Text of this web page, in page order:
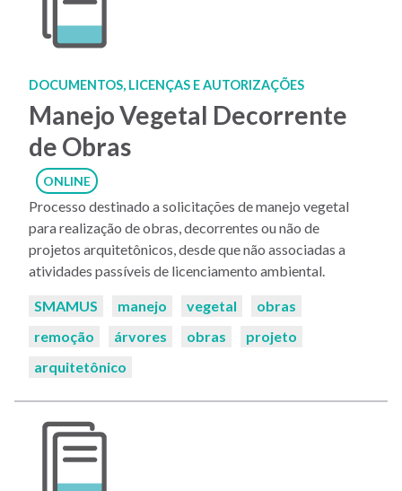
DOCUMENTOS, LICENÇAS E AUTORIZAÇÕES
Manejo Vegetal Decorrente
de Obras
ONLINE
Processo destinado a solicitações de manejo vegetal
para realização de obras, decorrentes ou não de
projetos arquitetônicos, desde que não associadas a
atividades passíveis de licenciamento ambiental.
Palavras-
SMAMUS manejo vegetal
obras
remoção
árvores obras
projeto
arquitetônico